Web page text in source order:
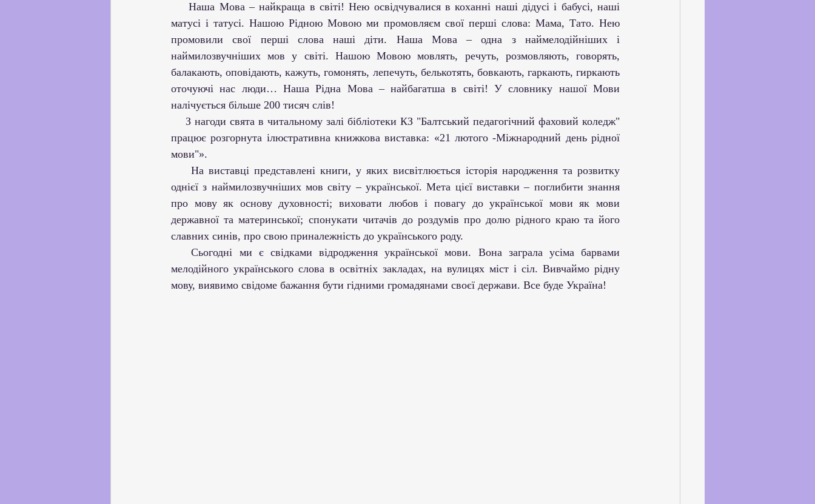
Соціальні та громадські ініціативи Досягнення студентів та викладачів
Академічна доброчесність Громадські ініціативи
Наша Мова – найкраща в світі! Нею освідчувалися в коханні наші дідусі і бабусі, наші
матусі і татусі. Нашою Рідною Мовою ми промовляєм свої перші слова: Мама, Тато. Нею
промовили свої перші слова наші діти. Наша Мова – одна з наймелодійніших і
наймилозвучніших мов у світі. Нашою Мовою мовлять, речуть, розмовляють, говорять,
балакають, оповідають, кажуть, гомонять, лепечуть, белькотять, бовкають, гаркають, гиркають
оточуючі нас люди… Наша Рідна Мова – найбагатша в світі! У словнику нашої Мови
налічується більше 200 тисяч слів!
З нагоди свята в читальному залі бібліотеки КЗ "Балтський педагогічний фаховий коледж"
працює розгорнута ілюстративна книжкова виставка: «21 лютого -Міжнародний день рідної
мови"».
На виставці представлені книги, у яких висвітлюється історія народження та розвитку
однієї з наймилозвучніших мов світу – української. Мета цієї виставки – поглибити знання
про мову як основу духовності; виховати любов і повагу до української мови як мови
державної та материнської; спонукати читачів до роздумів про долю рідного краю та його
славних синів, про свою приналежність до українського роду.
   Сьогодні ми є свідками відродження української мови. Вона заграла усіма барвами
мелодійного українського слова в освітніх закладах, на вулицях міст і сіл. Вивчаймо рідну
мову, виявимо свідоме бажання бути гідними громадянами своєї держави. Все буде Україна!